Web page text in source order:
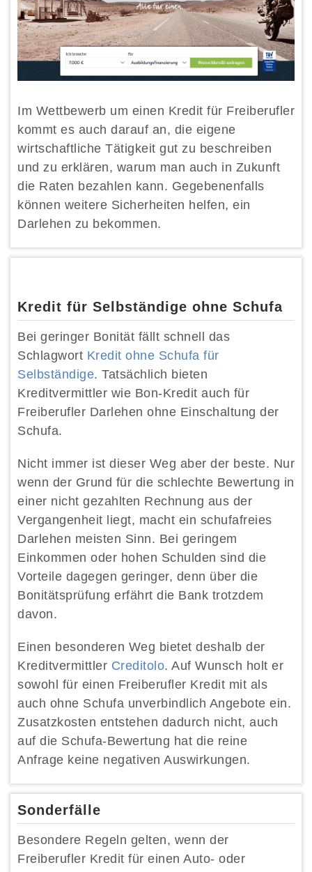
Im Wettbewerb um einen Kredit für Freiberufler
kommt es auch darauf an, die eigene
wirtschaftliche Tätigkeit gut zu beschreiben
und zu erklären, warum man auch in Zukunft
die Raten bezahlen kann. Gegebenenfalls
können weitere Sicherheiten helfen, ein
Darlehen zu bekommen.
Kredit für Selbständige ohne Schufa
Bei geringer Bonität fällt schnell das
Schlagwort Kredit ohne Schufa für
Selbständige. Tatsächlich bieten
Kreditvermittler wie Bon-Kredit auch für
Freiberufler Darlehen ohne Einschaltung der
Schufa.
Nicht immer ist dieser Weg aber der beste. Nur
wenn der Grund für die schlechte Bewertung in
einer nicht gezahlten Rechnung aus der
Vergangenheit liegt, macht ein schufafreies
Darlehen meisten Sinn. Bei geringem
Einkommen oder hohen Schulden sind die
Vorteile dagegen geringer, denn über die
Bonitätsprüfung erfährt die Bank trotzdem
davon.
Einen besonderen Weg bietet deshalb der
Kreditvermittler Creditolo. Auf Wunsch holt er
sowohl für einen Freiberufler Kredit mit als
auch ohne Schufa unverbindlich Angebote ein.
Zusatzkosten entstehen dadurch nicht, auch
auf die Schufa-Bewertung hat die reine
Anfrage keine negativen Auswirkungen.
Sonderfälle
Besondere Regeln gelten, wenn der
Freiberufler Kredit für einen Auto- oder